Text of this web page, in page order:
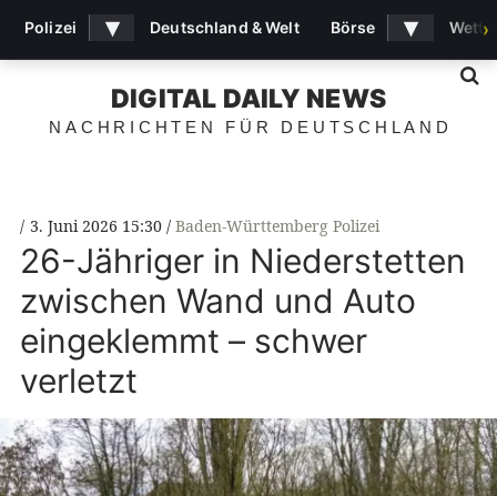
DIGITAL DAILY NEWS
NACHRICHTEN FÜR DEUTSCHLAND
3. Juni 2026 15:30 Baden-Württemberg Polizei
26-Jähriger in Niederstetten
zwischen Wand und Auto
eingeklemmt – schwer
verletzt
Polizei ▾ Deutschland & Welt Börse ▾ ›